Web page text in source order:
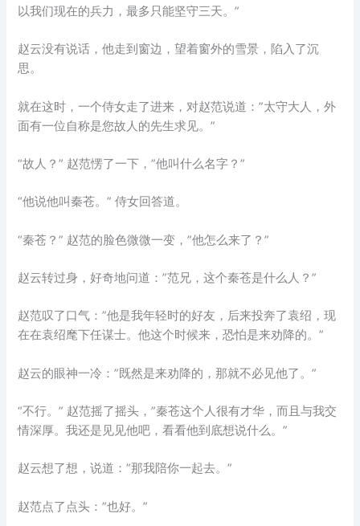
以我们现在的兵力，最多只能坚守三天。”
赵云没有说话，他走到窗边，望着窗外的雪景，陷入了沉
思。
就在这时，一个侍女走了进来，对赵范说道：”太守大人，外
面有一位自称是您故人的先生求见。”
“故人？” 赵范愣了一下，”他叫什么名字？”
“他说他叫秦苍。” 侍女回答道。
“秦苍？” 赵范的脸色微微一变，”他怎么来了？”
赵云转过身，好奇地问道：”范兄，这个秦苍是什么人？”
赵范叹了口气：”他是我年轻时的好友，后来投奔了袁绍，现
在在袁绍麾下任谋士。他这个时候来，恐怕是来劝降的。”
赵云的眼神一冷：”既然是来劝降的，那就不必见他了。”
“不行。” 赵范摇了摇头，”秦苍这个人很有才华，而且与我交
情深厚。我还是见见他吧，看看他到底想说什么。”
赵云想了想，说道：”那我陪你一起去。”
赵范点了点头：”也好。”